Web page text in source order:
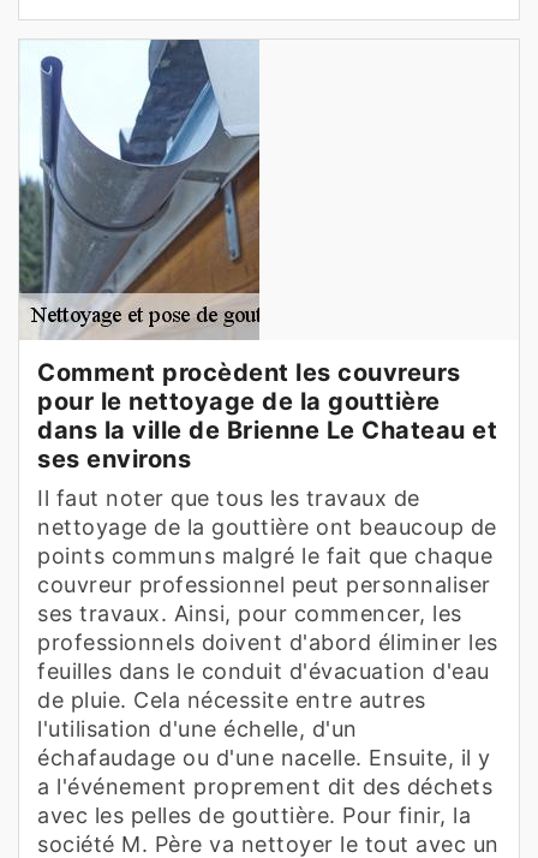
Comment procèdent les couvreurs
pour le nettoyage de la gouttière
dans la ville de Brienne Le Chateau et
ses environs
Il faut noter que tous les travaux de
nettoyage de la gouttière ont beaucoup de
points communs malgré le fait que chaque
couvreur professionnel peut personnaliser
ses travaux. Ainsi, pour commencer, les
professionnels doivent d'abord éliminer les
feuilles dans le conduit d'évacuation d'eau
de pluie. Cela nécessite entre autres
l'utilisation d'une échelle, d'un
échafaudage ou d'une nacelle. Ensuite, il y
a l'événement proprement dit des déchets
avec les pelles de gouttière. Pour finir, la
société M. Père va nettoyer le tout avec un